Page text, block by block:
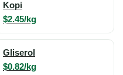
Kopi
$2.45/kg
Gliserol
$0.82/kg